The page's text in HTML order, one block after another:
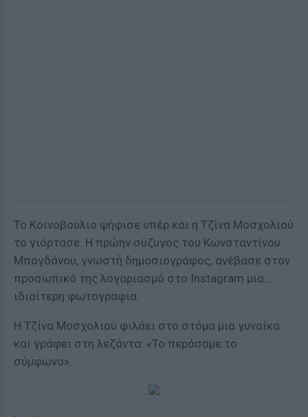
Το Κοινοβούλιο ψήφισε υπέρ και η Τζίνα Μοσχολιού
το γιόρτασε. Η πρώην σύζυγος του Κωνσταντίνου
Μπογδάνου, γνωστή δημοσιογράφος, ανέβασε στον
προσωπικό της λογαριασμό στο Instagram μια...
ιδιαίτερη φωτογραφία.
Η Τζίνα Μοσχολιού φιλάει στο στόμα μια γυναίκα
και γράφει στη λεζάντα: «Το περάσαμε το
σύμφωνο».